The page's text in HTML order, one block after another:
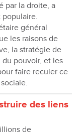
par la droite, a
populaire.
général
les raisons de
la stratégie de
pouvoir, et les
faire reculer ce
des liens
de